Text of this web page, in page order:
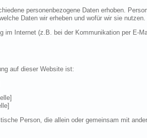
personenbezogene Daten erhoben.
Daten wir erheben und wofür wir sie
im Internet (z.B. bei der Kommunikation per
auf dieser Website ist:
Person, die allein oder gemeinsam mit